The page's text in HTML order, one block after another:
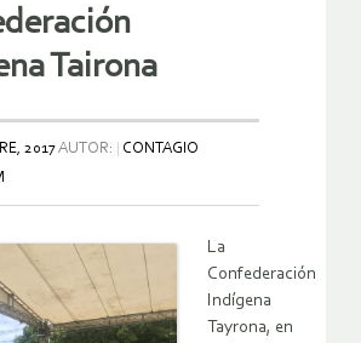
Tairona
2017AUTOR:
CONTAGIO
La
Confederación
Indígena
Tayrona, en